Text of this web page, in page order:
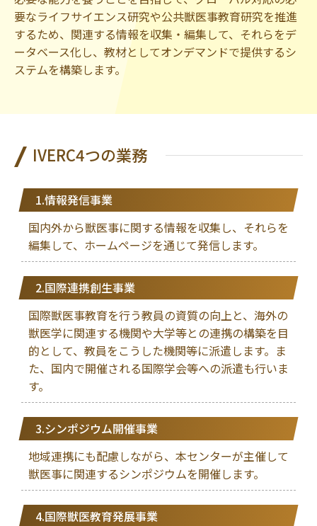
要なライフサイエンス研究や公共獣医事教育研究を推進
するため、関連する情報を収集・編集して、それらをデ
ータベース化し、教材としてオンデマンドで提供するシ
ステムを構築します。
IVERC4つの業務
1.情報発信事業
国内外から獣医事に関する情報を収集し、それらを
編集して、ホームページを通じて発信します。
2.国際連携創生事業
国際獣医事教育を行う教員の資質の向上と、海外の
獣医学に関連する機関や大学等との連携の構築を目
的として、教員をこうした機関等に派遣します。ま
た、国内で開催される国際学会等への派遣も行いま
す。
3.シンポジウム開催事業
地域連携にも配慮しながら、本センターが主催して
獣医事に関連するシンポジウムを開催します。
4.国際獣医教育発展事業